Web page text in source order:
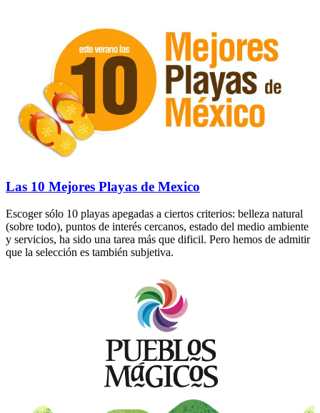
Las 10 Mejores Playas de Mexico
Escoger sólo 10 playas apegadas a ciertos criterios: belleza natural
(sobre todo), puntos de interés cercanos, estado del medio ambiente
y servicios, ha sido una tarea más que dificil. Pero hemos de admitir
que la selección es también subjetiva.